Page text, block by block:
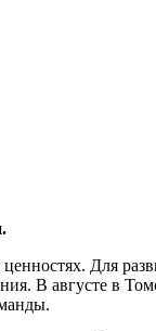
Для
В августе в